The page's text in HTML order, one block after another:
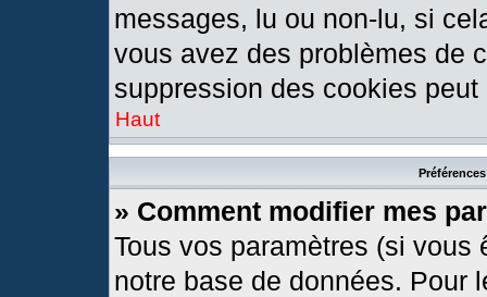
messages, lu ou non-lu, si
vous avez des problèmes de
suppression des cookies peut
Haut
» Comment modifier mes
Tous vos paramètres (si
notre base de données. Pour